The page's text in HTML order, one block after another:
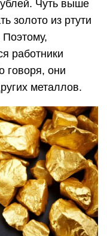
Чуть выше
золото из ртути
работники
они
металлов.